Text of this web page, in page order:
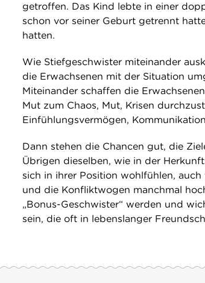
getroffen. Das Kind lebte in einer
schon vor seiner Geburt getrennt
hatten.
Wie Stiefgeschwister miteinander
die Erwachsenen mit der Situation
Miteinander schaffen die
Mut zum Chaos, Mut, Krisen
Einfühlungsvermögen,
Dann stehen die Chancen gut, die
Übrigen dieselben, wie in der
sich in ihrer Position wohlfühlen,
und die Konfliktwogen manchmal
„Bonus-Geschwister“ werden und
sein, die oft in lebenslanger